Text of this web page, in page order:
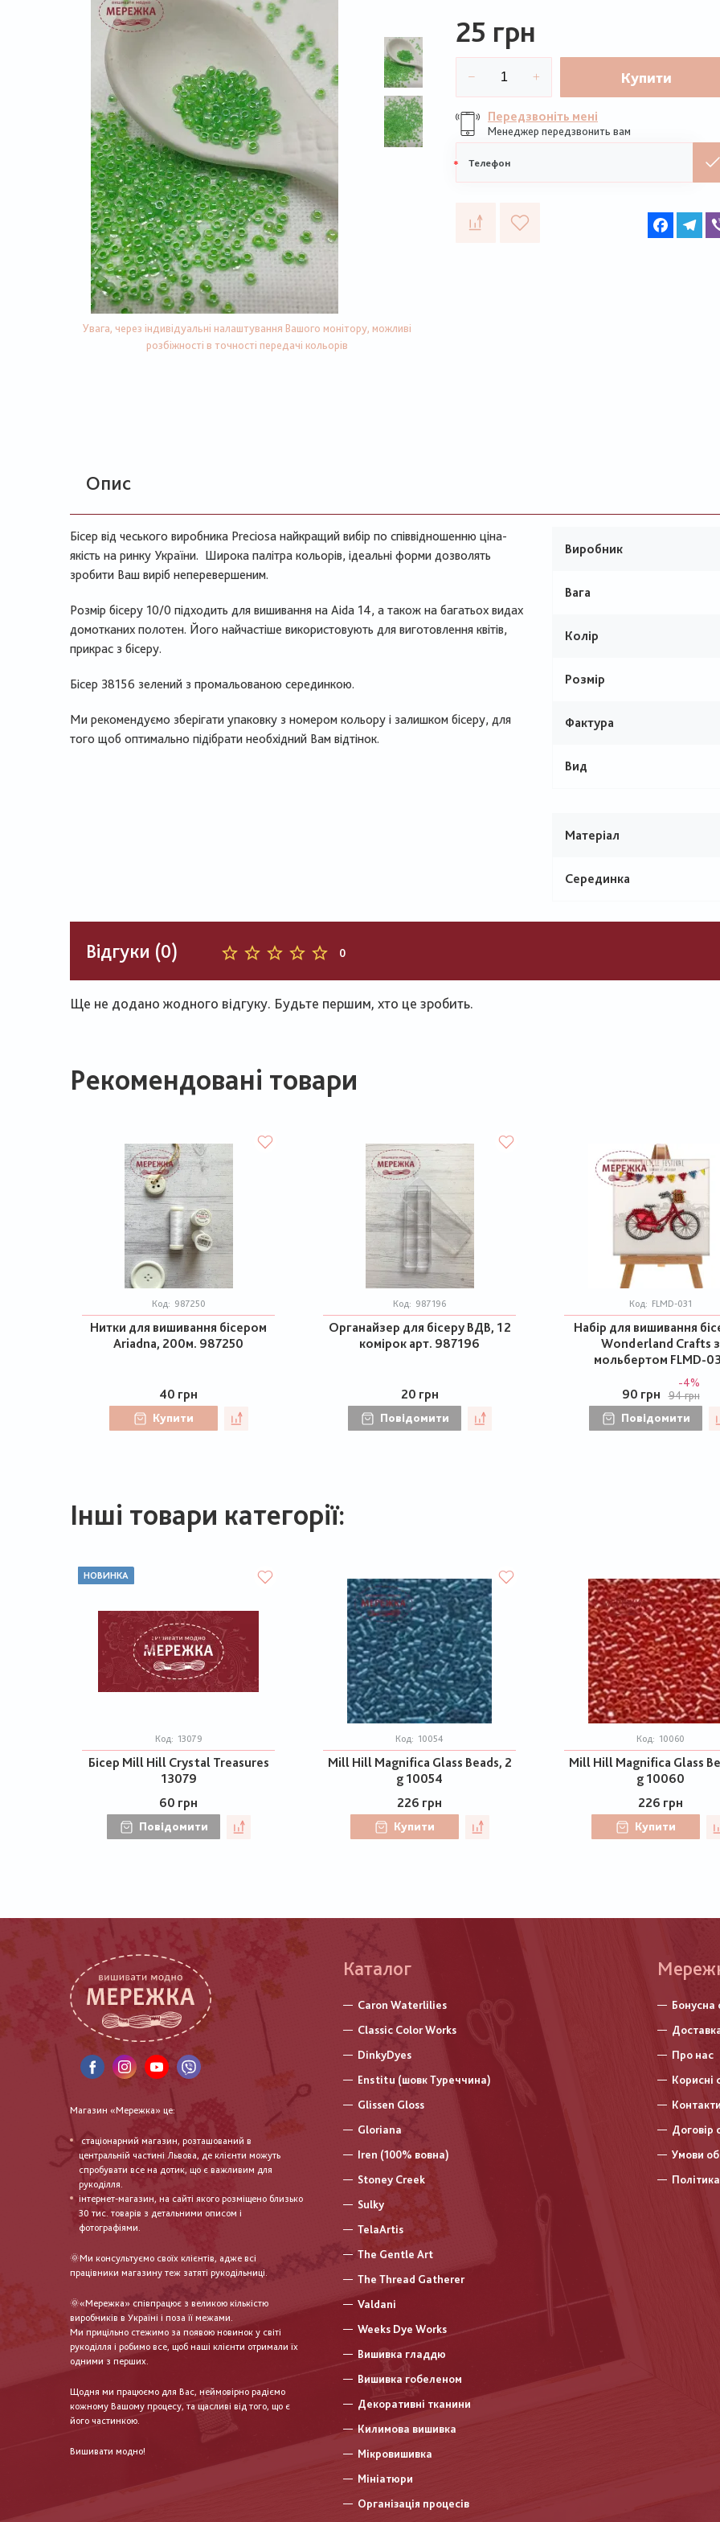
Увага, через індивідуальні налаштування Вашого монітору, можливі
розбіжності в точності передачі кольорів
25 грн
Купити
Передзвоніть мені
Менеджер передзвонить вам
телефон
Опис
Бісер від чеського виробника Preciosa найкращий вибір по співвідношенню ціна-
якість на ринку України. Широка палітра кольорів, ідеальні форми дозволять
зробити Ваш виріб неперевершеним.
Розмір бісеру 10/0 підходить для вишивання на Aida 14, а також на багатьох видах
домотканих полотен. Його найчастіше використовують для виготовлення квітів,
прикрас з бісеру.
Бісер 38156 зелений з промальованою серединкою.
Ми рекомендуємо зберігати упаковку з номером кольору і залишком бісеру, для
того щоб оптимально підібрати необхідний Вам відтінок.
Виробник
Вага
Колір
Розмір
Фактура
Вид
Матеріал
Серединка
Відгуки (0) 0
Ще не додано жодного відгуку. Будьте першим, хто це зробить.
Рекомендовані товари
Код: 987250
Нитки для вишивання бісером
Ariadna, 200м. 987250
40 грн
Купити
Код: 987196
Органайзер для бісеру ВДВ, 12
комірок арт. 987196
20 грн
Повідомити
Код: FLMD-031
Набір для вишивання
Wonderland Crafts з
мольбертом FLMD-
90 грн
-4%
94 грн
Повідомити
Інші товари категорії:
НОВИНКА
Код: 13079
Бісер Mill Hill Crystal Treasures
13079
60 грн
Повідомити
Код: 10054
Mill Hill Magnifica Glass Beads, 2
g 10054
226 грн
Купити
Код: 10060
Mill Hill Magnifica Glass
g 10060
226 грн
Купити
Магазин «Мережка» це:
стаціонарний магазин, розташований в
центральній частині Львова, де клієнти можуть
спробувати все на дотик, що є важливим для
рукоділля.
інтернет-магазин, на сайті якого розміщено близько
30 тис. товарів з детальними описом і
фотографіями.
🌞Ми консультуємо своїх клієнтів, адже всі
працівники магазину теж затяті рукодільниці.
🌞«Мережка» співпрацює з великою кількістю
виробників в Україні і поза її межами.
Ми прицільно стежимо за появою новинок у світі
рукоділля і робимо все, щоб наші клієнти отримали їх
одними з перших.
Щодня ми працюємо для Вас, неймовірно радіємо
кожному Вашому процесу, та щасливі від того, що є
його частинкою.
Вишивати модно!
Каталог
Caron Waterlilies
Classic Color Works
DinkyDyes
Enstitu (шовк Туреччина)
Glissen Gloss
Gloriana
Iren (100% вовна)
Stoney Creek
Sulky
TelaArtis
The Gentle Art
The Thread Gatherer
Valdani
Weeks Dye Works
Вишивка гладдю
Вишивка гобеленом
Декоративні тканини
Килимова вишивка
Мікровишивка
Мініатюри
Організація процесів
Меню
Бонусна
Про нас
Корисні
Контакти
Договір
Умови